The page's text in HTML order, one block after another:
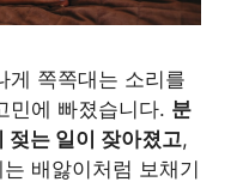
게 쪽쪽대는 소리를
민에 빠졌습니다. 분
젖는 일이 잦아졌고,
배앓이처럼 보채기